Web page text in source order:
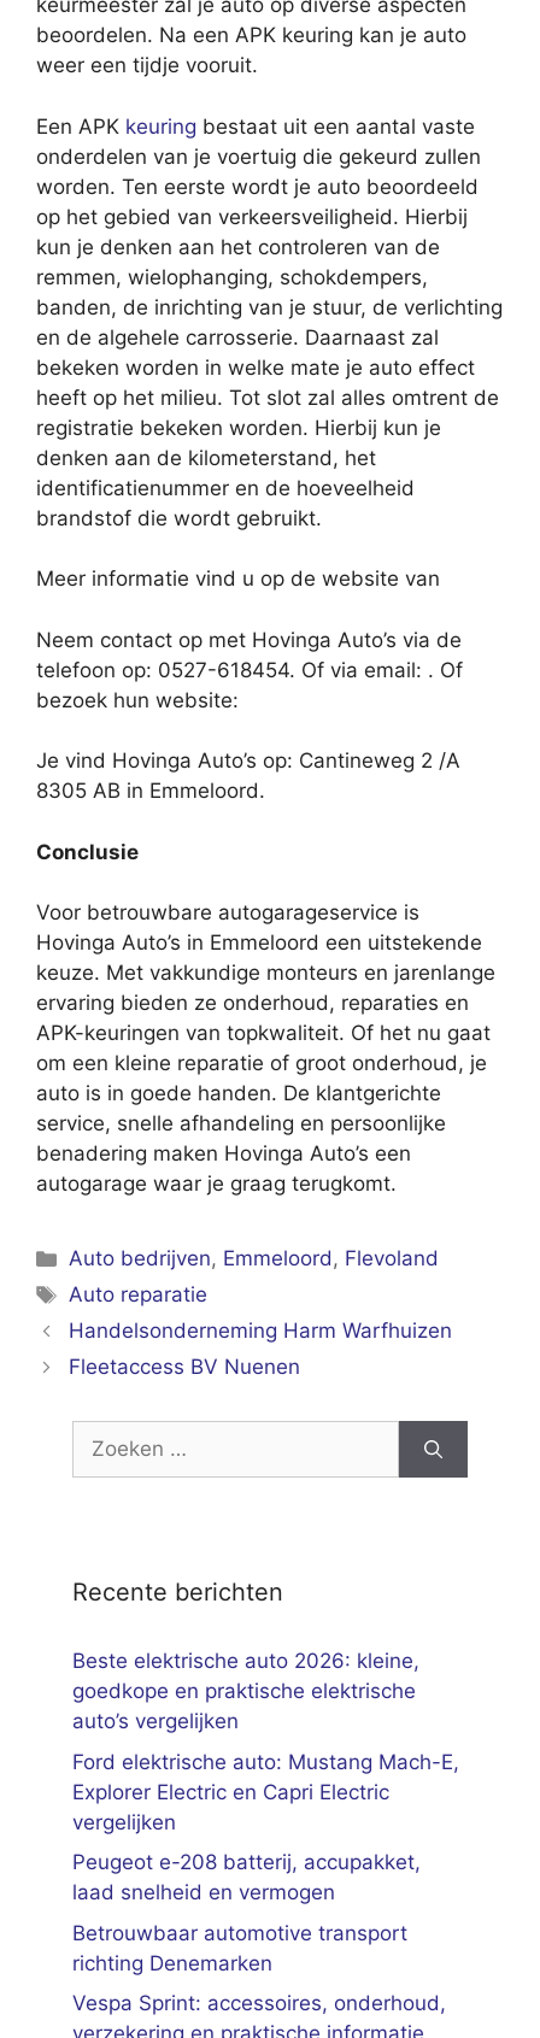
keurmeester zal je auto op diverse aspecten
beoordelen. Na een APK keuring kan je auto
weer een tijdje vooruit.
Een APK keuring bestaat uit een aantal vaste
onderdelen van je voertuig die gekeurd zullen
worden. Ten eerste wordt je auto beoordeeld
op het gebied van verkeersveiligheid. Hierbij
kun je denken aan het controleren van de
remmen, wielophanging, schokdempers,
banden, de inrichting van je stuur, de verlichting
en de algehele carrosserie. Daarnaast zal
bekeken worden in welke mate je auto effect
heeft op het milieu. Tot slot zal alles omtrent de
registratie bekeken worden. Hierbij kun je
denken aan de kilometerstand, het
identificatienummer en de hoeveelheid
brandstof die wordt gebruikt.
Meer informatie vind u op de website van
Neem contact op met Hovinga Auto’s via de
telefoon op: 0527-618454. Of via email: . Of
bezoek hun website:
Je vind Hovinga Auto’s op: Cantineweg 2 /A
8305 AB in Emmeloord.
Conclusie
Voor betrouwbare autogarageservice is
Hovinga Auto’s in Emmeloord een uitstekende
keuze. Met vakkundige monteurs en jarenlange
ervaring bieden ze onderhoud, reparaties en
APK-keuringen van topkwaliteit. Of het nu gaat
om een kleine reparatie of groot onderhoud, je
auto is in goede handen. De klantgerichte
service, snelle afhandeling en persoonlijke
benadering maken Hovinga Auto’s een
autogarage waar je graag terugkomt.
Categorieën
Auto bedrijven, Emmeloord, Flevoland
Tags
Auto reparatie
Handelsonderneming Harm Warfhuizen
Fleetaccess BV Nuenen
Zoek
Recente berichten
Beste elektrische auto 2026: kleine,
goedkope en praktische elektrische
auto’s vergelijken
Ford elektrische auto: Mustang Mach-E,
Explorer Electric en Capri Electric
vergelijken
Peugeot e-208 batterij, accupakket,
laad snelheid en vermogen
Betrouwbaar automotive transport
richting Denemarken
Vespa Sprint: accessoires, onderhoud,